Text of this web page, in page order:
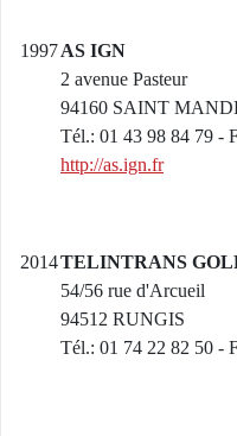
1997AS IGN
2 avenue Pasteur
94160 SAINT
Tél.: 01 43 98 84 79 -
http://as.ign.fr
2014TELINTRANS
54/56 rue d'Arcueil
94512 RUNGIS
Tél.: 01 74 22 82 50 -